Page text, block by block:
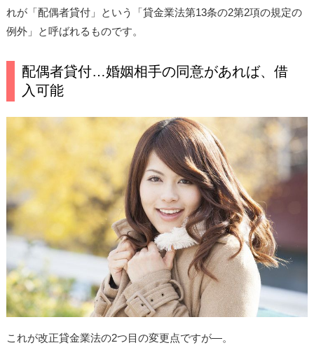
れが「配偶者貸付」という「貸金業法第13条の2第2項の規定の
例外」と呼ばれるものです。
配偶者貸付…婚姻相手の同意があれば、借
入可能
これが改正貸金業法の2つ目の変更点ですが―。